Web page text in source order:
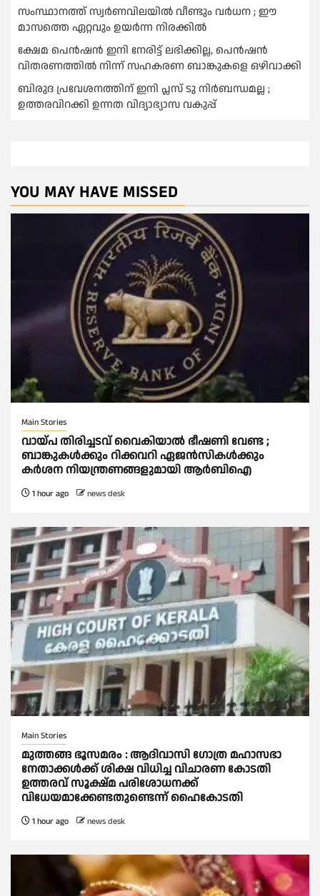
സംസ്ഥാനത്ത് സ്വര്‍ണവിലയില്‍ വീണ്ടും വര്‍ധന ; ഈ
മാസത്തെ ഏറ്റവും ഉയര്‍ന്ന നിരക്കില്‍
ക്ഷേമ പെൻഷൻ ഇനി നേരിട്ട് ലഭിക്കില്ല, പെൻഷൻ
വിതരണത്തില്‍ നിന്ന് സഹകരണ ബാങ്കുകളെ ഒഴിവാക്കി
ബിരുദ പ്രവേശനത്തിന് ഇനി പ്ലസ് ടു നിര്‍ബന്ധമല്ല ;
ഉത്തരവിറക്കി ഉന്നത വിദ്യാഭ്യാസ വകുപ്പ്
YOU MAY HAVE MISSED
Main Stories
വായ്പ തിരിച്ചടവ് വൈകിയാല്‍ ഭീഷണി വേണ്ട ;
ബാങ്കുകള്‍ക്കും റിക്കവറി ഏജൻസികള്‍ക്കും
കര്‍ശന നിയന്ത്രണങ്ങളുമായി ആര്‍ബിഐ
1 hour ago news desk
Main Stories
മുത്തങ്ങ ഭൂസമരം : ആദിവാസി ഗോത്ര മഹാസഭാ
നേതാക്കള്‍ക്ക് ശിക്ഷ വിധിച്ച വിചാരണ കോടതി
ഉത്തരവ് സൂക്ഷ്മ പരിശോധനക്ക്
വിധേയമാക്കേണ്ടതുണ്ടെന്ന് ഹൈകോടതി
1 hour ago news desk